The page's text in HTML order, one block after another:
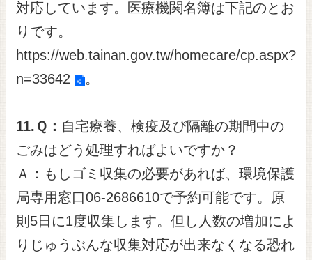
対応しています。医療機関名簿は下記のとお
りです。
https://web.tainan.gov.tw/homecare/cp.aspx?
n=33642
。
11. Ｑ： 自宅療養、検疫及び隔離の期間中の
ごみはどう処理すればよいですか？
Ａ：もしゴミ収集の必要があれば、環境保護
局専用窓口06-2686610で予約可能です。原
則5日に1度収集します。但し人数の増加によ
りじゅうぶんな収集対応が出来なくなる恐れ